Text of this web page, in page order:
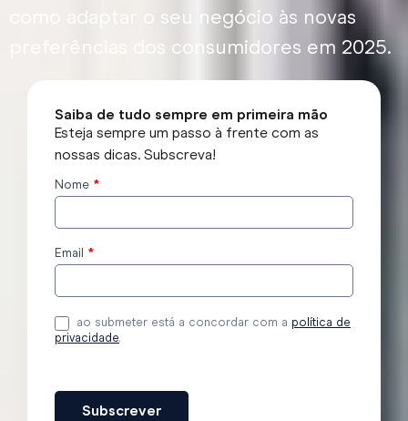
como adaptar o seu negócio às novas
preferências dos consumidores em 2025.
Saiba de tudo sempre em primeira mão
Esteja sempre um passo à frente com as
nossas dicas. Subscreva!
Subscrever
Nome *
Email *
ao submeter está a concordar com a política de
privacidade.
Subscrever